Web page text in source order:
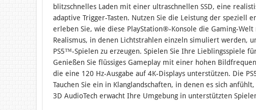
blitzschnelles Laden mit einer ultraschnellen SSD, eine
adaptive Trigger-Tasten. Nutzen Sie die Leistung der speziell
erleben Sie, wie diese PlayStation®-Konsole die Gaming-
Realismus, in denen Lichtstrahlen einzeln simuliert werden,
PS5™-Spielen zu erzeugen. Spielen Sie Ihre Lieblingsspiele
Genießen Sie flüssiges Gameplay mit einer hohen
die eine 120 Hz-Ausgabe auf 4K-Displays unterstützen. Die
Tauchen Sie ein in Klanglandschaften, in denen es sich
3D AudioTech erwacht Ihre Umgebung in unterstützten